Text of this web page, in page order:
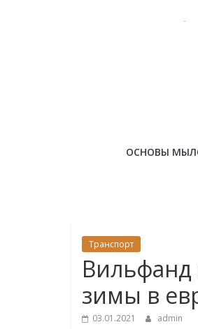
ОСНОВЫ
Транспорт
Вильфанд
зимы в
03.01.2021 admin